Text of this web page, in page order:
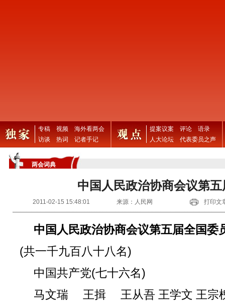
专稿 视频
海外看两会
访谈
热词 记者手记
提案议案 评论
语录
人大论坛
代表委员之声
两会词典
中国人民政治协商会议第
2011-02-15 15:48:01 来源：人民网 打印文
中国人民政治协商会议第五届全国委
(共一千九百八十八名)
中国共产党(七十六名)
马文瑞 王揖 王从吾 王学文 王宗